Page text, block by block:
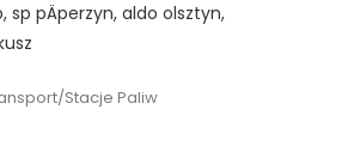
pÄperzyn, aldo olsztyn,
Stacje Paliw